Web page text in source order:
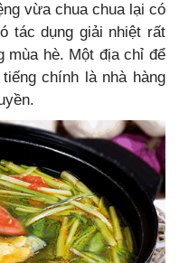
vừa chua chua lại có
tác dụng giải nhiệt rất
mùa hè. Một địa chỉ để
chính là nhà hàng